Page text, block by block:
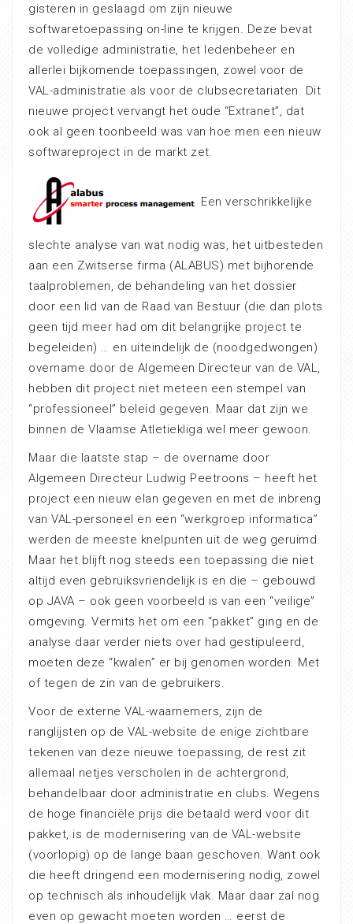
gisteren in geslaagd om zijn nieuwe
softwaretoepassing on-line te krijgen. Deze bevat
de volledige administratie, het ledenbeheer en
allerlei bijkomende toepassingen, zowel voor de
VAL-administratie als voor de clubsecretariaten. Dit
nieuwe project vervangt het oude “Extranet”, dat
ook al geen toonbeeld was van hoe men een nieuw
softwareproject in de markt zet.
Een verschrikkelijke
slechte analyse van wat nodig was, het uitbesteden
aan een Zwitserse firma (ALABUS) met bijhorende
taalproblemen, de behandeling van het dossier
door een lid van de Raad van Bestuur (die dan plots
geen tijd meer had om dit belangrijke project te
begeleiden) … en uiteindelijk de (noodgedwongen)
overname door de Algemeen Directeur van de VAL,
hebben dit project niet meteen een stempel van
“professioneel” beleid gegeven. Maar dat zijn we
binnen de Vlaamse Atletiekliga wel meer gewoon.
Maar die laatste stap – de overname door
Algemeen Directeur Ludwig Peetroons – heeft het
project een nieuw elan gegeven en met de inbreng
van VAL-personeel en een “werkgroep informatica”
werden de meeste knelpunten uit de weg geruimd.
Maar het blijft nog steeds een toepassing die niet
altijd even gebruiksvriendelijk is en die – gebouwd
op JAVA – ook geen voorbeeld is van een “veilige”
omgeving. Vermits het om een “pakket” ging en de
analyse daar verder niets over had gestipuleerd,
moeten deze “kwalen” er bij genomen worden. Met
of tegen de zin van de gebruikers.
Voor de externe VAL-waarnemers, zijn de
ranglijsten op de VAL-website de enige zichtbare
tekenen van deze nieuwe toepassing, de rest zit
allemaal netjes verscholen in de achtergrond,
behandelbaar door administratie en clubs. Wegens
de hoge financiële prijs die betaald werd voor dit
pakket, is de modernisering van de VAL-website
(voorlopig) op de lange baan geschoven. Want ook
die heeft dringend een modernisering nodig, zowel
op technisch als inhoudelijk vlak. Maar daar zal nog
even op gewacht moeten worden … eerst de